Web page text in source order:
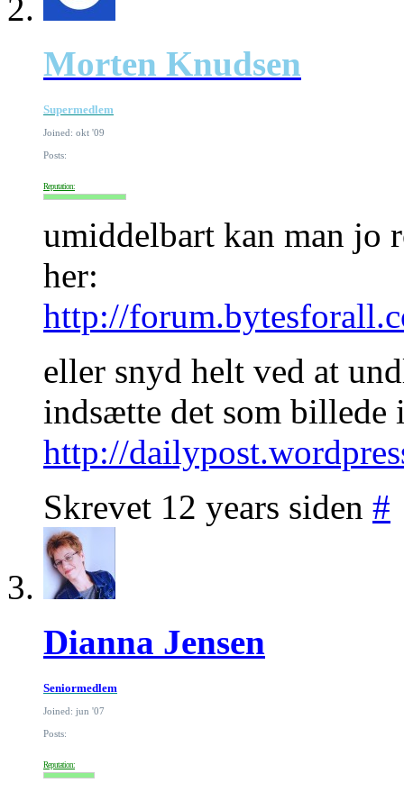
Morten Knudsen
Supermedlem
Joined: okt '09
Posts:
Reputation:
umiddelbart kan man jo
her:
http://
eller snyd helt ved at
indsætte det som billede
http://
Skrevet 12 years siden #
Dianna Jensen
Seniormedlem
Joined: jun '07
Posts:
Reputation: